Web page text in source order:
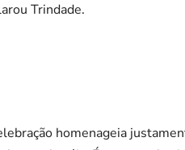
Trindade.
homenageia